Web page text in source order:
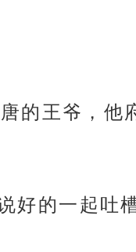
的王爷，
好的一起吐